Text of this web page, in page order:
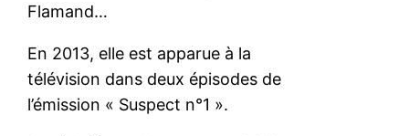
Flamand…
En 2013, elle est apparue à la
télévision dans deux épisodes de
l’émission « Suspect n°1 ».